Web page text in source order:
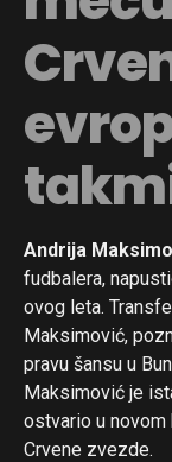
Andrija
fudbalera,
ovog leta.
Maksimović,
pravu šansu u
Maksimović je
ostvario u novom
Crvene zvezde.